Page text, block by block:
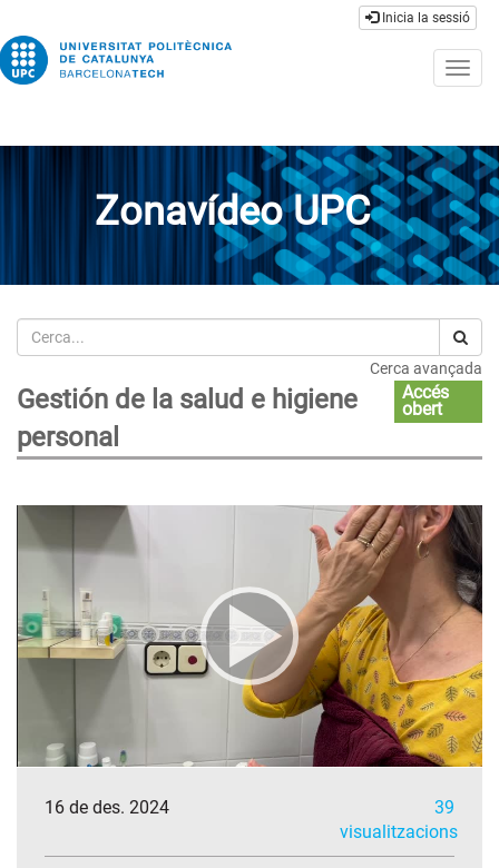
Inicia la sessió
Zonavídeo UPC
Cerca
Cerca avançada
Gestión de la salud e higiene
personal
Accés
obert
16 de des. 2024
39
visualitzacions